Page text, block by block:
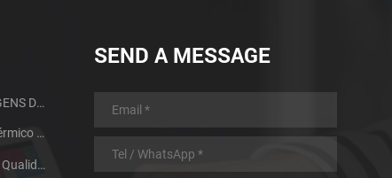
GUIA DE DESIGN E VANTAGENS DA MIM PARTS
Processo De Tratamento Térmico Do Metal Da Metalurgia Do Pó
Dois Fatores Que Afetam A Qualidade De Sinterização De Produtos De Metalurgia Do Pó
SEND A MESSAGE